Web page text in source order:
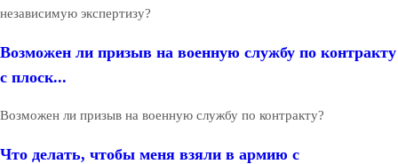
независимую экспертизу?
Возможен ли призыв на военную службу по контракту
с плоск...
Возможен ли призыв на военную службу по контракту?
Что делать, чтобы меня взяли в армию с